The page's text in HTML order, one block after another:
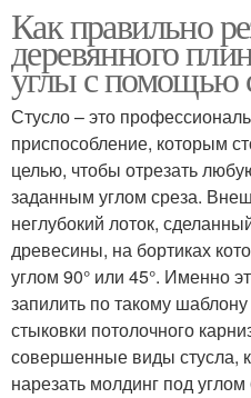
Как правильно
деревянного
углы с помощью
Стусло – это
приспособление, которым
целью, чтобы отрезать
заданным углом среза.
неглубокий лоток,
древесины, на бортиках
углом 90° или 45°. Именно
запилить по такому
стыковки потолочного
совершенные виды стусла,
нарезать молдинг под углом